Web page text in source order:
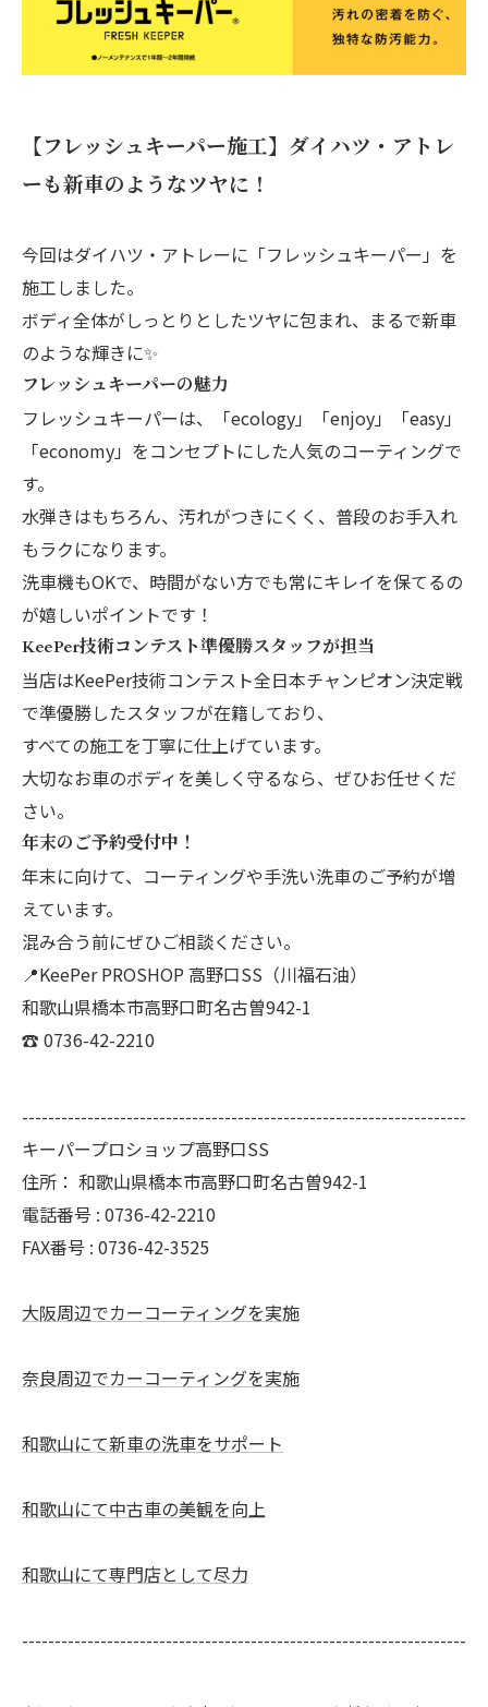
【フレッシュキーパー施工】ダイハツ・アトレ
ーも新車のようなツヤに！
今回はダイハツ・アトレーに「フレッシュキーパー」を
施工しました。
ボディ全体がしっとりとしたツヤに包まれ、まるで新車
のような輝きに✨
フレッシュキーパーの魅力
フレッシュキーパーは、「ecology」「enjoy」「easy」
「economy」をコンセプトにした人気のコーティングで
す。
水弾きはもちろん、汚れがつきにくく、普段のお手入れ
もラクになります。
洗車機もOKで、時間がない方でも常にキレイを保てるの
が嬉しいポイントです！
KeePer技術コンテスト準優勝スタッフが担当
当店はKeePer技術コンテスト全日本チャンピオン決定戦
で準優勝したスタッフが在籍しており、
すべての施工を丁寧に仕上げています。
大切なお車のボディを美しく守るなら、ぜひお任せくだ
さい。
年末のご予約受付中！
年末に向けて、コーティングや手洗い洗車のご予約が増
えています。
混み合う前にぜひご相談ください。
📍KeePer PROSHOP 高野口SS（川福石油）
和歌山県橋本市高野口町名古曽942-1
☎ 0736-42-2210
--------------------------------------------------------------------
キーパープロショップ高野口SS
住所： 和歌山県橋本市高野口町名古曽942-1
電話番号 : 0736-42-2210
FAX番号 : 0736-42-3525
大阪周辺でカーコーティングを実施
奈良周辺でカーコーティングを実施
和歌山にて新車の洗車をサポート
和歌山にて中古車の美観を向上
和歌山にて専門店として尽力
--------------------------------------------------------------------